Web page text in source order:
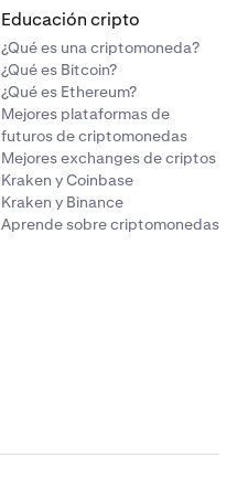
Educación cripto
¿Qué es una criptomoneda?
¿Qué es Bitcoin?
¿Qué es Ethereum?
Mejores plataformas de
futuros de criptomonedas
Mejores exchanges de criptos
Kraken y Coinbase
Kraken y Binance
Aprende sobre criptomonedas